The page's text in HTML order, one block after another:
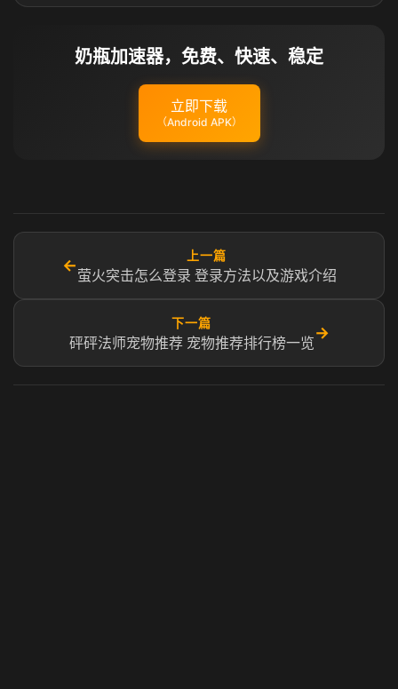
奶瓶加速器，免费、快速、稳定
立即下载
（Android APK）
←
上一篇
萤火突击怎么登录 登录方法以及游戏介绍
下一篇
砰砰法师宠物推荐 宠物推荐排行榜一览
→